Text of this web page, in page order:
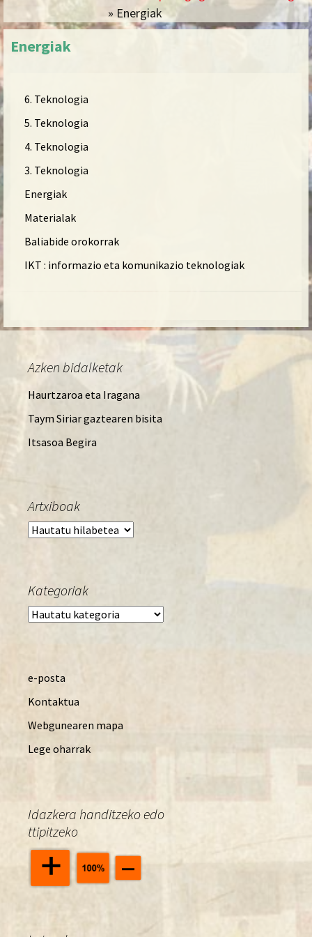
» Energiak
Energiak
6. Teknologia
5. Teknologia
4. Teknologia
3. Teknologia
Energiak
Materialak
Baliabide orokorrak
IKT : informazio eta komunikazio teknologiak
Azken bidalketak
Haurtzaroa eta Iragana
Taym Siriar gaztearen bisita
Itsasoa Begira
Artxiboak
Artxiboak
Kategoriak
Kategoriak
e-posta
Kontaktua
Webgunearen mapa
Lege oharrak
Idazkera handitzeko edo
ttipitzeko